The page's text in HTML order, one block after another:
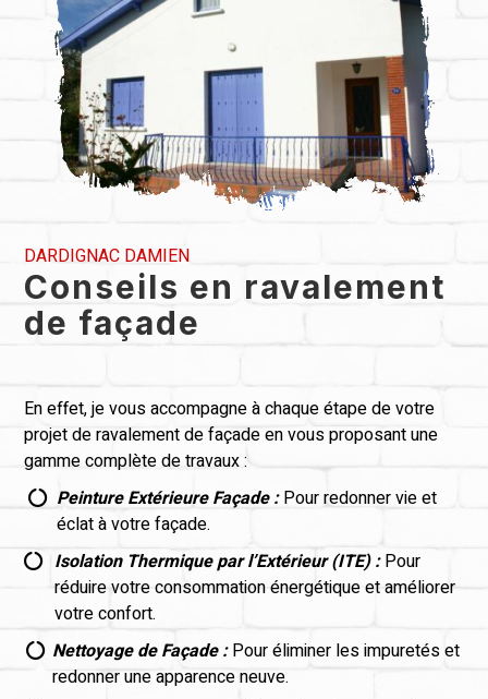
DARDIGNAC DAMIEN
Conseils en ravalement
de façade
En effet, je vous accompagne à chaque étape de votre
projet de ravalement de façade en vous proposant une
gamme complète de travaux :
 Peinture Extérieure Façade :Pour redonner vie et
éclat à votre façade.
 Isolation Thermique par l’Extérieur (ITE) :Pour
réduire votre consommation énergétique et améliorer
votre confort.
 Nettoyage de Façade :Pour éliminer les impuretés et
redonner une apparence neuve.